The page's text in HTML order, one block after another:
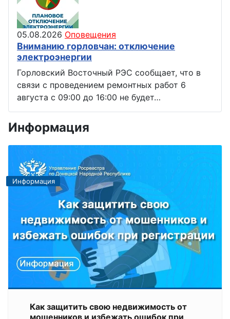
05.08.2026 Оповещения
Вниманию горловчан: отключение
электроэнергии
Горловский Восточный РЭС сообщает, что в
связи с проведением ремонтных работ 6
августа с 09:00 до 16:00 не будет…
Информация
Информация
Как защитить свою недвижимость от